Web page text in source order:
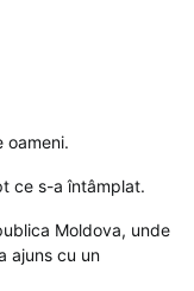
oameni.
ce s-a întâmplat.
Moldova, unde
ajuns cu un